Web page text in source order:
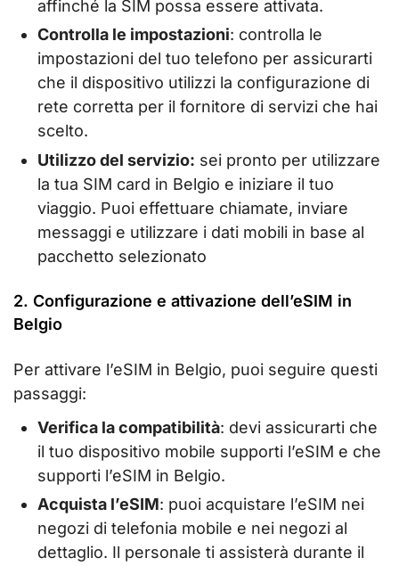
affinché la SIM possa essere attivata.
Controlla le impostazioni: controlla le
impostazioni del tuo telefono per assicurarti
che il dispositivo utilizzi la configurazione di
rete corretta per il fornitore di servizi che hai
scelto.
Utilizzo del servizio: sei pronto per utilizzare
la tua SIM card in Belgio e iniziare il tuo
viaggio. Puoi effettuare chiamate, inviare
messaggi e utilizzare i dati mobili in base al
pacchetto selezionato
2. Configurazione e attivazione dell’eSIM in
Belgio
Per attivare l’eSIM in Belgio, puoi seguire questi
passaggi:
Verifica la compatibilità: devi assicurarti che
il tuo dispositivo mobile supporti l’eSIM e che
supporti l’eSIM in Belgio.
Acquista l’eSIM: puoi acquistare l’eSIM nei
negozi di telefonia mobile e nei negozi al
dettaglio. Il personale ti assisterà durante il